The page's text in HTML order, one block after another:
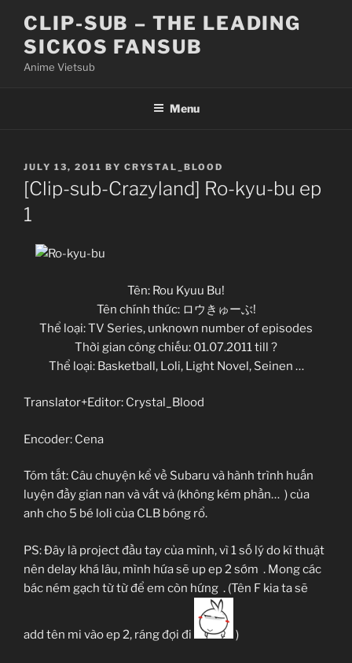
content
CLIP-SUB – THE LEADING
SICKOS FANSUB
Anime Vietsub
Menu
POSTED
ON
JULY 13, 2011 BY CRYSTAL_BLOOD
[Clip-sub-Crazyland] Ro-kyu-bu ep
1
Tên: Rou Kyuu Bu!
Tên chính thức: ロウきゅーぶ!
Thể loại: TV Series, unknown number of episodes
Thời gian công chiếu: 01.07.2011 till ?
Thể loại: Basketball, Loli, Light Novel, Seinen …
Translator+Editor: Crystal_Blood
Encoder: Cena
Tóm tắt: Câu chuyện kể về Subaru và hành trình huấn
luyện đầy gian nan và vất vả (không kém phần… ) của
anh cho 5 bé loli của CLB bóng rổ.
PS: Đây là project đầu tay của mình, vì 1 số lý do kĩ thuật
nên delay khá lâu, mình hứa sẽ up ep 2 sớm . Mong các
bác ném gạch từ từ để em còn hứng . (Tên F kia ta sẽ
add tên mi vào ep 2, ráng đợi đi )